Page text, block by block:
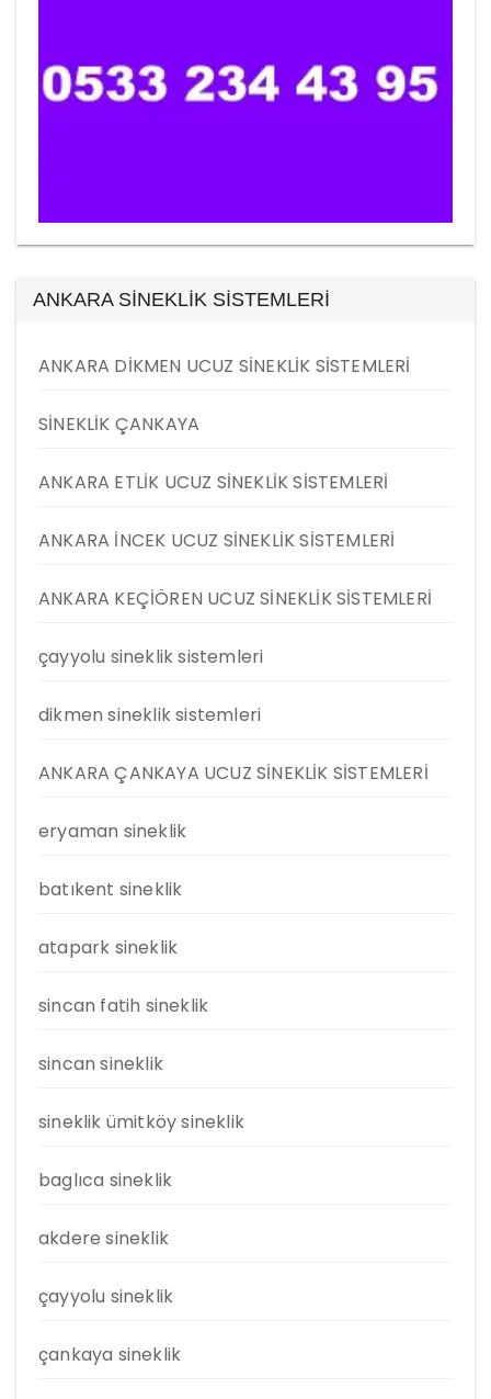
ANKARA SİNEKLİK SİSTEMLERİ
ANKARA DİKMEN UCUZ SİNEKLİK SİSTEMLERİ
SİNEKLİK ÇANKAYA
ANKARA ETLİK UCUZ SİNEKLİK SİSTEMLERİ
ANKARA İNCEK UCUZ SİNEKLİK SİSTEMLERİ
ANKARA KEÇİÖREN UCUZ SİNEKLİK SİSTEMLERİ
çayyolu sineklik sistemleri
dikmen sineklik sistemleri
ANKARA ÇANKAYA UCUZ SİNEKLİK SİSTEMLERİ
eryaman sineklik
batıkent sineklik
atapark sineklik
sincan fatih sineklik
sincan sineklik
sineklik ümitköy sineklik
baglıca sineklik
akdere sineklik
çayyolu sineklik
çankaya sineklik